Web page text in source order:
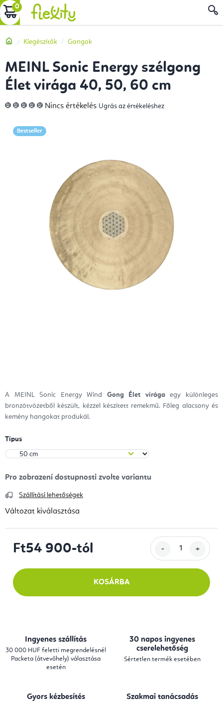
Ugrás
a
tartalomhoz
KOSÁR
Kezdőlap
Kiegészítők Gongok
A MEINL Sonic Energy Wind Gong Élet virágaegy különleges
bronzötvözetből készült, kézzel készített remekmű. Főleg alacsony és
kemény hangokat produkál.
Típus
Szállítási lehetőségek
Változat kiválasztása
Ft54 900-tól
KOSÁRBA
MEINL Sonic Energy szélgong
Élet virága 40, 50, 60 cm
A
termék
5-
ből
Nincs értékelés Ugrás az értékeléshez
Bestseller
Ingyenes szállítás
30 000 HUF feletti megrendelésnél
Packeta (átvevőhely) választása
esetén
30 napos ingyenes
cserelehetőség
Sértetlen termék esetében
Gyors kézbesítés Szakmai tanácsadás